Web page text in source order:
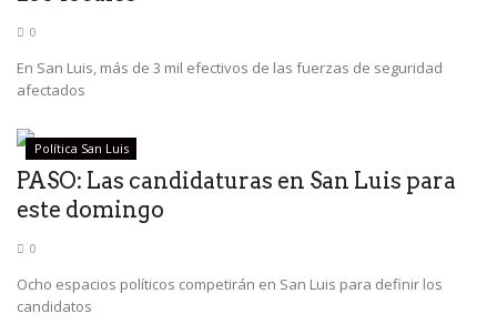
0
En San Luis, más de 3 mil efectivos de las fuerzas de seguridad
afectados
Política San Luis
PASO: Las candidaturas en San Luis para
este domingo
0
Ocho espacios políticos competirán en San Luis para definir los
candidatos